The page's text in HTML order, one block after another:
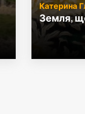
Катерина
Земля,